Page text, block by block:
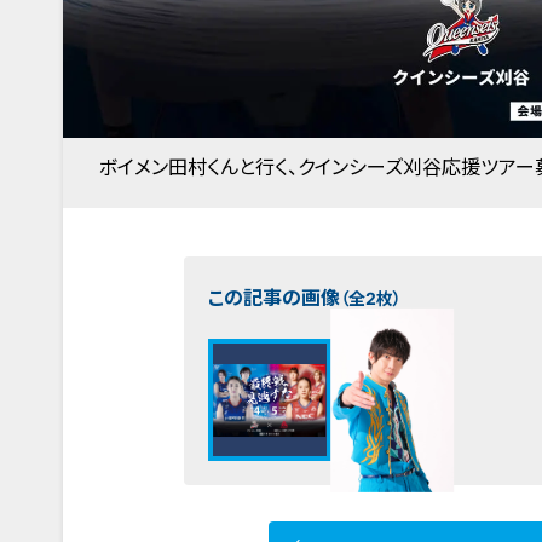
ボイメン田村くんと行く、クインシーズ刈谷応援ツア
この記事の画像（全2枚）